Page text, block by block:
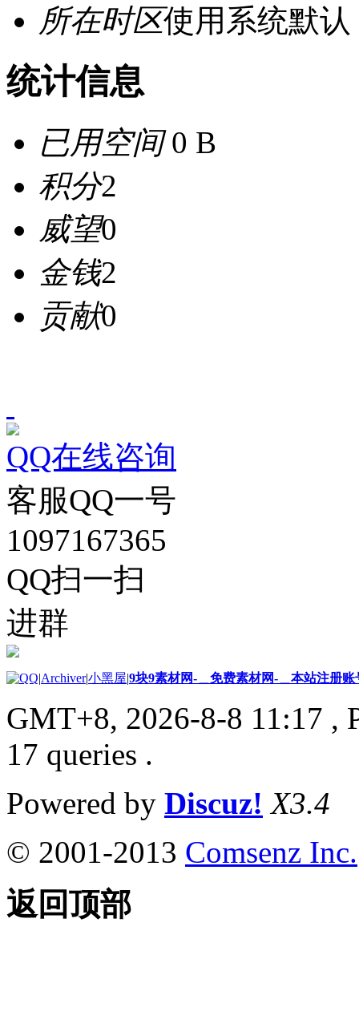
所在时区使用系统默认
统计信息
已用空间0 B
积分2
威望0
金钱2
贡献0
QQ在线咨询
客服QQ一号
1097167365
QQ扫一扫
进群
|Archiver|小黑屋|9块9素材网-＿免费素材网-＿本站注册账
GMT+8, 2026-8-8 11:17 ,
17 queries .
Powered by Discuz! X3.4
© 2001-2013 Comsenz Inc.
返回顶部